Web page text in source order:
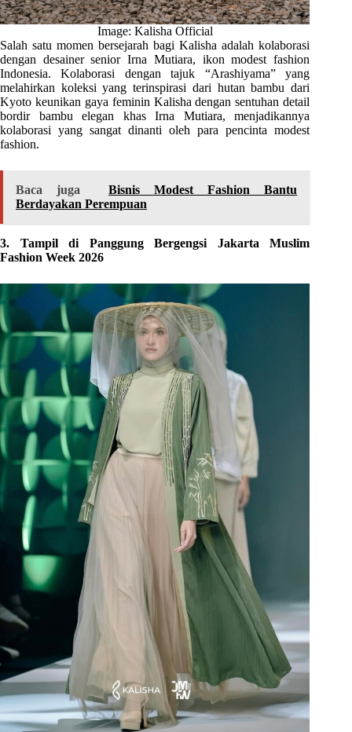
Image: Kalisha Official
Salah satu momen bersejarah bagi Kalisha adalah kolaborasi
dengan desainer senior Irna Mutiara, ikon modest fashion
Indonesia. Kolaborasi dengan tajuk “Arashiyama” yang
melahirkan koleksi yang terinspirasi dari hutan bambu dari
Kyoto keunikan gaya feminin Kalisha dengan sentuhan detail
bordir bambu elegan khas Irna Mutiara, menjadikannya
kolaborasi yang sangat dinanti oleh para pencinta modest
fashion.
Baca juga
Bisnis Modest Fashion Bantu
Berdayakan Perempuan
3. Tampil di Panggung Bergengsi Jakarta Muslim
Fashion Week 2026